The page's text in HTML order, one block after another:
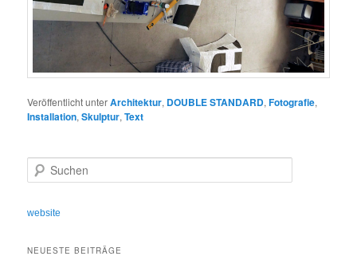
Veröffentlicht unterArchitektur, DOUBLE STANDARD,Fotografie,
Installation,Skulptur,Text
u
h
website
NEUESTE BEITRÄGE